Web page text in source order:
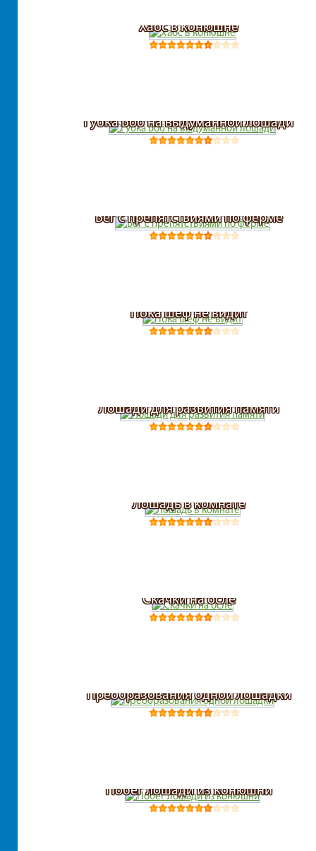
Хаос в конюшне
Губка Боб на выдуманной лошади
Бег с препятствиями по ферме
Пока шеф не видит
Лошади для развития памяти
Лошадь в комнате
Скачки на осле
Преобразования одной лошадки
Побег лошади из конюшни